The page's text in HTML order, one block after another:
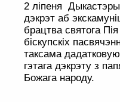
2 ліпеня
дэкрэт аб
брацтва святога
біскупскіх
таксама
гэтага дэкрэту з
Божага народу.